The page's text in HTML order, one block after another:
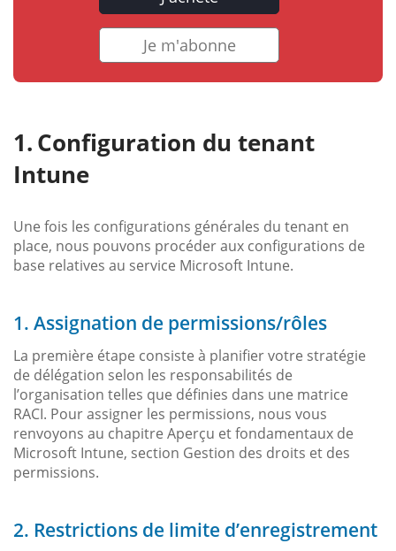
Je m'abonne
Configuration du tenant
Intune
Une fois les configurations générales du tenant en
place, nous pouvons procéder aux configurations de
base relatives au service Microsoft Intune.
1. Assignation de permissions/rôles
La première étape consiste à planifier votre stratégie
de délégation selon les responsabilités de
l’organisation telles que définies dans une matrice
RACI. Pour assigner les permissions, nous vous
renvoyons au chapitre Aperçu et fondamentaux de
Microsoft Intune, section Gestion des droits et des
permissions.
2. Restrictions de limite d’enregistrement